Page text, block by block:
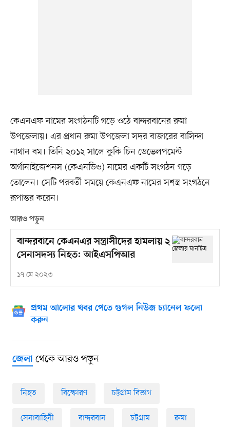
কেএনএফ নামের সংগঠনটি গড়ে ওঠে বান্দরবানের রুমা
উপজেলায়। এর প্রধান রুমা উপজেলা সদর বাজারের বাসিন্দা
নাথান বম। তিনি ২০১২ সালে কুকি চিন ডেভেলপমেন্ট
অর্গানাইজেশনস (কেএনডিও) নামের একটি সংগঠন গড়ে
তোলেন। সেটি পরবর্তী সময়ে কেএনএফ নামের সশস্ত্র সংগঠনে
রূপান্তর করেন।
আরও পড়ুন
বান্দরবানে কেএনএর সন্ত্রাসীদের হামলায় ২
সেনাসদস্য নিহত: আইএসপিআর
১৭ মে ২০২৩
প্রথম আলোর খবর পেতে গুগল নিউজ চ্যানেল ফলো
করুন
জেলাথেকে আরও পড়ুন
নিহত বিস্ফোরণ চট্টগ্রাম বিভাগ
সেনাবাহিনী বান্দরবান চট্টগ্রাম রুমা